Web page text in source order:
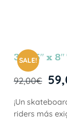
SALE!
31.75″ x
92,00€
¡Un
riders más